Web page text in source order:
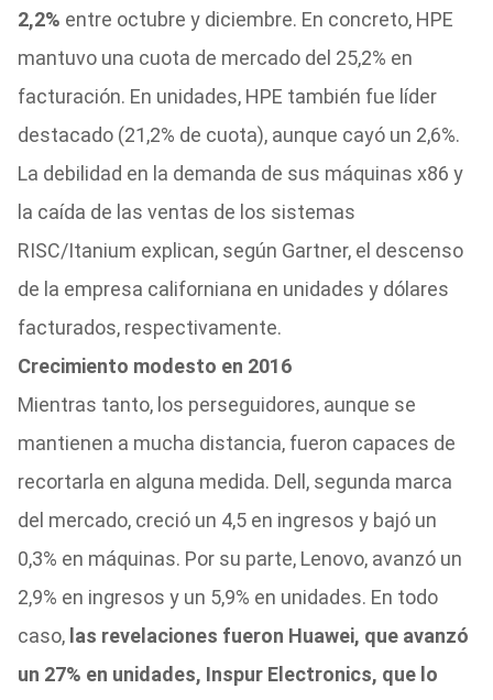
2,2% entre octubre y diciembre. En concreto, HPE
mantuvo una cuota de mercado del 25,2% en
facturación. En unidades, HPE también fue líder
destacado (21,2% de cuota), aunque cayó un 2,6%.
La debilidad en la demanda de sus máquinas x86 y
la caída de las ventas de los sistemas
RISC/Itanium explican, según Gartner, el descenso
de la empresa californiana en unidades y dólares
facturados, respectivamente.
Crecimiento modesto en 2016
Mientras tanto, los perseguidores, aunque se
mantienen a mucha distancia, fueron capaces de
recortarla en alguna medida. Dell, segunda marca
del mercado, creció un 4,5 en ingresos y bajó un
0,3% en máquinas. Por su parte, Lenovo, avanzó un
2,9% en ingresos y un 5,9% en unidades. En todo
caso, las revelaciones fueron Huawei, que avanzó
un 27% en unidades, Inspur Electronics, que lo